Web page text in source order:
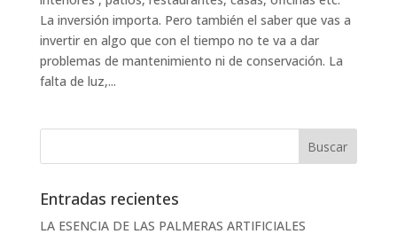
La inversión importa. Pero también el saber que vas a
invertir en algo que con el tiempo no te va a dar
problemas de mantenimiento ni de conservación. La
falta de luz,...
Entradas recientes
LA ESENCIA DE LAS PALMERAS ARTIFICIALES